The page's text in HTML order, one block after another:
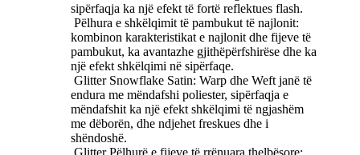
sipërfaqja ka një efekt të fortë reflektues flash.
‌ Pëlhura e shkëlqimit të pambukut të najlonit:
kombinon karakteristikat e najlonit dhe fijeve të
pambukut, ka avantazhe gjithëpërfshirëse dhe ka
një efekt shkëlqimi në sipërfaqe.
‌ Glitter Snowflake Satin: Warp dhe Weft janë të
endura me mëndafshi poliester, sipërfaqja e
mëndafshit ka një efekt shkëlqimi të ngjashëm
me dëborën, dhe ndjehet freskues dhe i
shëndoshë.
‌ Glitter Pëlhurë e fijeve të rrënuara thelbësore: